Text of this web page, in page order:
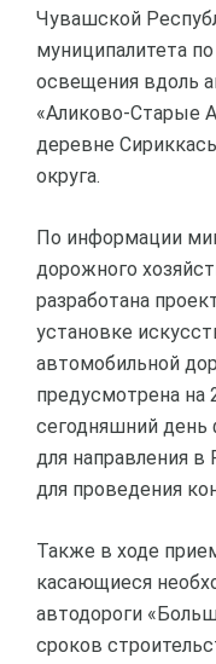
Чувашской
муниципалитета
освещения вдоль
«Аликово-Старые
деревне
округа.
По информации
дорожного
разработана
установке
автомобильной
предусмотрена на
сегодняшний день
для направления в
для проведения
Также в ходе
касающиеся
автодороги
сроков